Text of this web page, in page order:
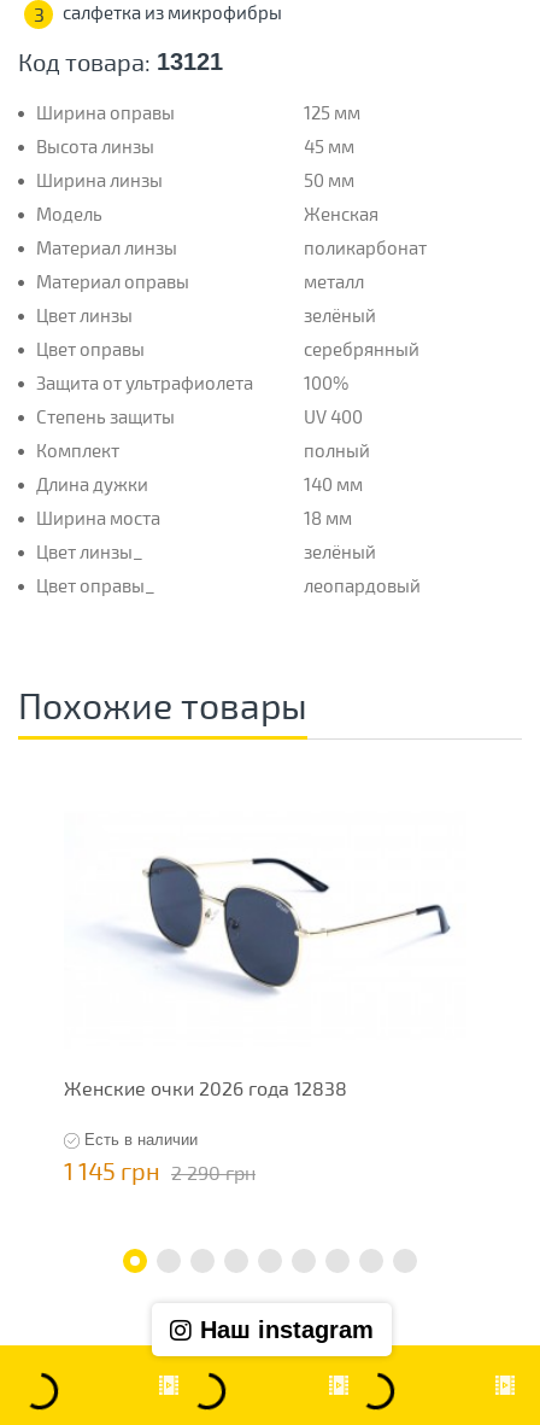
Код товара: 13121
Ширина оправы
125 мм
Высота линзы
45 мм
Ширина линзы
50 мм
Модель
Женская
Материал линзы
поликарбонат
Материал оправы
металл
Цвет линзы
зелёный
Цвет оправы
серебрянный
Защита от ультрафиолета
100%
Степень защиты
UV 400
Комплект
полный
Длина дужки
140 мм
Ширина моста
18 мм
Цвет линзы_
зелёный
Цвет оправы_
леопардовый
3 салфетка из микрофибры
Похожие товары
Женские очки 2026 года 12838
Есть в наличии
1 145 грн 2 290 грн
Наш instagram